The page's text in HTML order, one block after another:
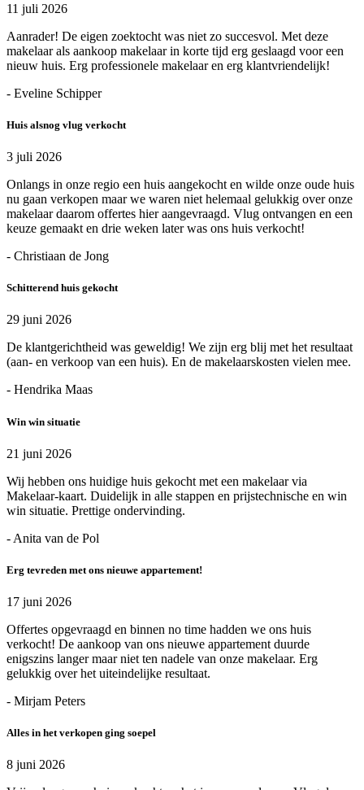
11 juli 2026
Aanrader! De eigen zoektocht was niet zo succesvol. Met deze
makelaar als aankoop makelaar in korte tijd erg geslaagd voor een
nieuw huis. Erg professionele makelaar en erg klantvriendelijk!
- Eveline Schipper
Huis alsnog vlug verkocht
3 juli 2026
Onlangs in onze regio een huis aangekocht en wilde onze oude huis
nu gaan verkopen maar we waren niet helemaal gelukkig over onze
makelaar daarom offertes hier aangevraagd. Vlug ontvangen en een
keuze gemaakt en drie weken later was ons huis verkocht!
- Christiaan de Jong
Schitterend huis gekocht
29 juni 2026
De klantgerichtheid was geweldig! We zijn erg blij met het resultaat
(aan- en verkoop van een huis). En de makelaarskosten vielen mee.
- Hendrika Maas
Win win situatie
21 juni 2026
Wij hebben ons huidige huis gekocht met een makelaar via
Makelaar-kaart. Duidelijk in alle stappen en prijstechnische en win
win situatie. Prettige ondervinding.
- Anita van de Pol
Erg tevreden met ons nieuwe appartement!
17 juni 2026
Offertes opgevraagd en binnen no time hadden we ons huis
verkocht! De aankoop van ons nieuwe appartement duurde
enigszins langer maar niet ten nadele van onze makelaar. Erg
gelukkig over het uiteindelijke resultaat.
- Mirjam Peters
Alles in het verkopen ging soepel
8 juni 2026